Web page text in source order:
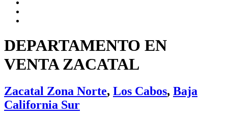
DEPARTAMENTO EN
VENTA ZACATAL
Zacatal Zona Norte, Los Cabos, Baja
California Sur